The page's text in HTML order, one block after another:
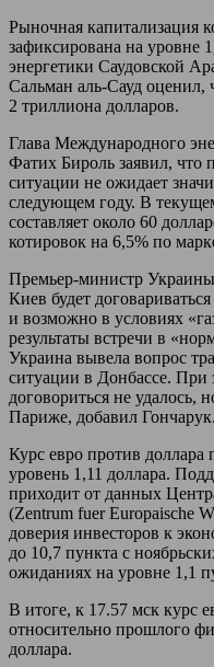
Рыночная капитализация
зафиксирована на уровне
энергетики Саудовской
Сальман аль-Сауд оценил,
2 триллиона долларов.
Глава Международного
Фатих Бироль заявил, что
ситуации не ожидает
следующем году. В
составляет около 60
котировок на 6,5% по
Премьер-министр
Киев будет
и возможно в условиях
результаты встречи в
Украина вывела вопрос
ситуации в Донбассе. При
договориться не удалось,
Париже, добавил Гончарук.
Курс евро против доллара
уровень 1,11 доллара.
приходит от данных
(Zentrum fuer Europaische
доверия инвесторов к
до 10,7 пункта с
ожиданиях на уровне 1,1
В итоге, к 17.57 мск курс
относительно прошлого
доллара.